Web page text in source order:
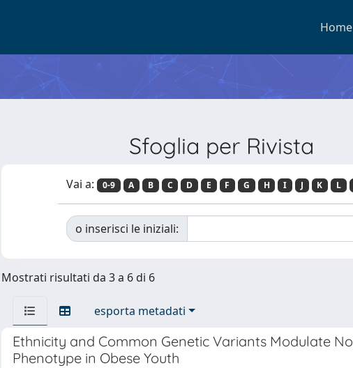
Home
Sfoglia per Rivista
Vai a: 0-9 A B C D E F G H I J K L
o inserisci le iniziali:
Mostrati risultati da 3 a 6 di 6
esporta metadati
Ethnicity and Common Genetic Variants Modulate
Phenotype in Obese Youth